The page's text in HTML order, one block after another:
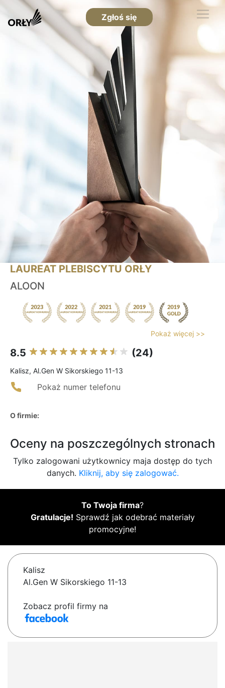
Zgłoś się
LAUREAT PLEBISCYTU ORŁY
ALOON
Pokaż więcej >>
8.5 (24)
Kalisz, Al.Gen W Sikorskiego 11-13
Pokaż numer telefonu
O firmie:
Oceny na poszczególnych stronach
Tylko zalogowani użytkownicy maja dostęp do tych
danych. Kliknij, aby się zalogować.
To Twoja firma?
Gratulacje! Sprawdź jak odebrać materiały
promocyjne!
Kalisz
Al.Gen W Sikorskiego 11-13
Zobacz profil firmy na